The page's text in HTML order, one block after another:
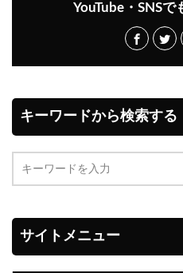
YouTube・SNS
キーワードから検索する
サイトメニュー